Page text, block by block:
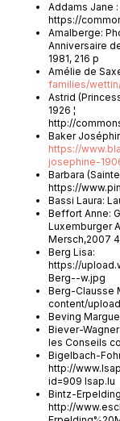
Addams Jane :
https://
Amalberge:
Anniversaire
1981, 216 p
Amélie de
families/
Astrid
1926 ¦
http://
Baker
https://
josephine-
Barbara
https://
Bassi Laura:
Beffort Anne:
Luxemburger
Mersch,2007
Berg Lisa:
https://
Berg--w.jpg
Berg-Clausse
content/
Beving
Biever-
les Conseils
Bigelbach-
http://
id=909 lsap.lu
Bintz-
http://